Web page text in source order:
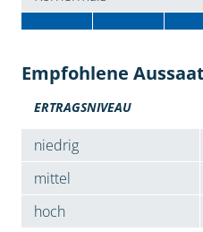
Empfohlene
ERTRAGSNIVEAU
niedrig
mittel
hoch